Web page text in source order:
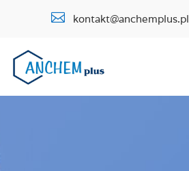
 kontakt@anchemplus.pl